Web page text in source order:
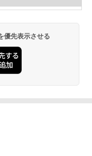
優先表示させる